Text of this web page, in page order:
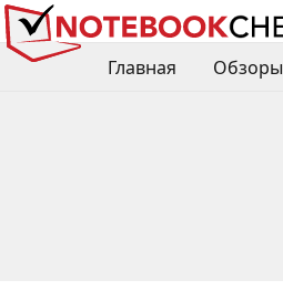
Главная Обзоры